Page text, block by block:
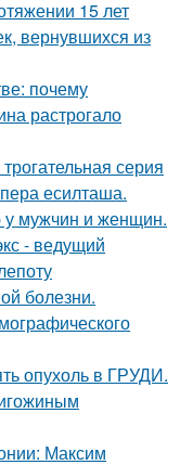
15 лет
вернувшихся из
почему
растрогало
серия
есилташа.
у мужчин и женщин.
- ведущий
болезни.
опухоль в ГРУДИ.
Максим